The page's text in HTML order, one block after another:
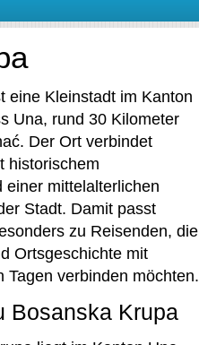
eine Kleinstadt im Kanton
Una, rund 30 Kilometer
Der Ort verbindet
historischem
einer mittelalterlichen
Stadt. Damit passt
zu Reisenden, die
Ortsgeschichte mit
Tagen verbinden möchten.
Bosanska Krupa